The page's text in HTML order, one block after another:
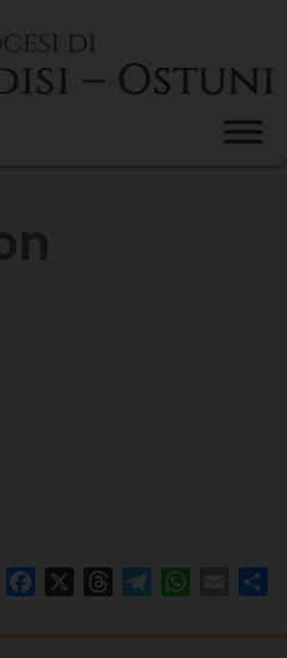
FacebookThreadsTelegram Email